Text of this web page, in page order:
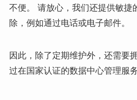
不便。 请放心，我们还提供敏捷
除，例如通过电话或电子邮件。
因此，除了定期维护外，还需要
过在国家认证的数据中心管理服